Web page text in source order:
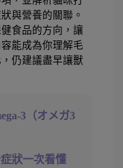
與營養的關聯。
食品的方向，讓
能成為你理解毛
仍建議盡早讓獸
3（オメガ3
狀一次看懂